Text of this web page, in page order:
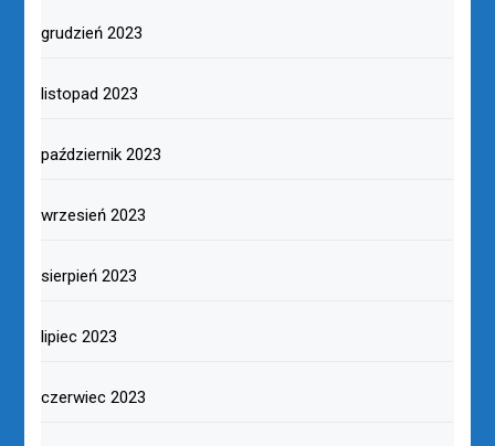
grudzień 2023
listopad 2023
październik 2023
wrzesień 2023
sierpień 2023
lipiec 2023
czerwiec 2023